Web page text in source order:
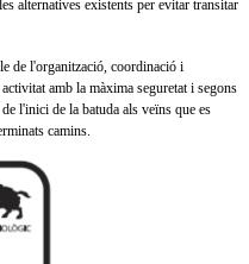
alternatives existents per evitar transitar
de l'organització, coordinació i
amb la màxima seguretat i segons
l'inici de la batuda als veïns que es
camins.